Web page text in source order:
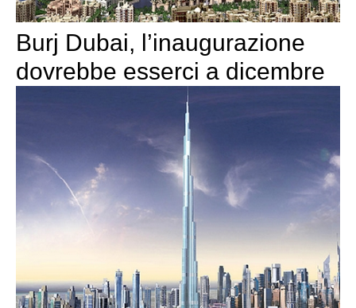
Burj Dubai, l’inaugurazione
dovrebbe esserci a dicembre